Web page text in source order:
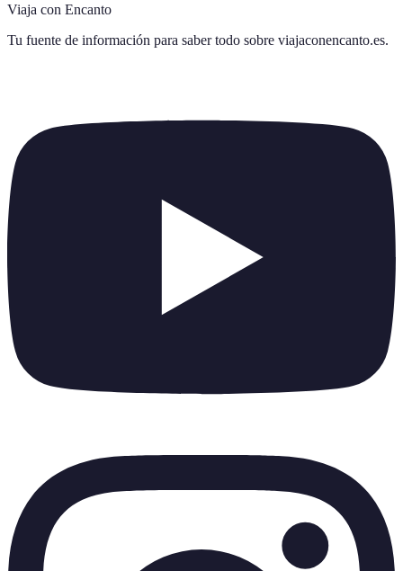
Viaja con Encanto
Tu fuente de información para saber todo sobre viajaconencanto.es.